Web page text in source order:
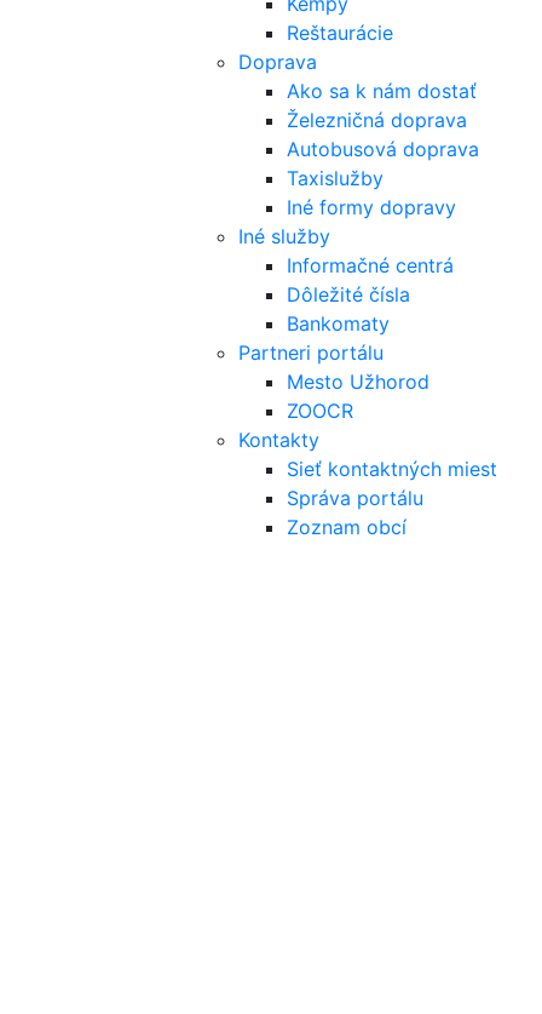
Reštaurácie
Doprava
Ako sa k nám dostať
Železničná doprava
Autobusová doprava
Taxislužby
Iné formy dopravy
Iné služby
Informačné centrá
Dôležité čísla
Bankomaty
Partneri portálu
Mesto Užhorod
ZOOCR
Kontakty
Sieť kontaktných miest
Správa portálu
Zoznam obcí